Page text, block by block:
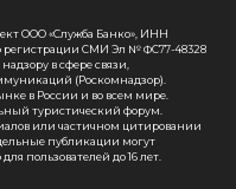
ООО «Служба Банко», ИНН
о регистрации СМИ Эл № ФС77-48328
в сфере связи,
(Роскомнадзор).
в России и во всем мире.
туристический форум.
или частичном цитировании
публикации могут
пользователей до 16 лет.